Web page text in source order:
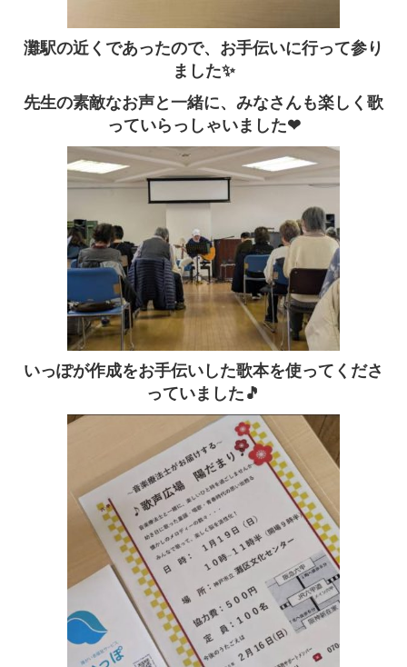
灘駅の近くであったので、お手伝いに行って参り
ました✨
先生の素敵なお声と一緒に、みなさんも楽しく歌
っていらっしゃいました❤
いっぽが作成をお手伝いした歌本を使ってくださ
っていました🎵